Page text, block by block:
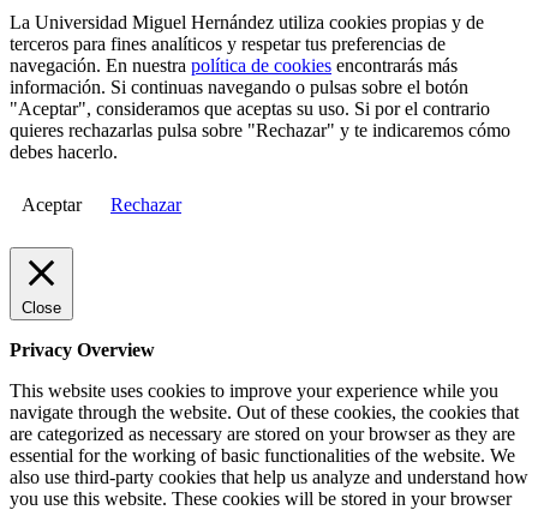
La Universidad Miguel Hernández utiliza cookies propias y de
terceros para fines analíticos y respetar tus preferencias de
navegación. En nuestra política de cookies encontrarás más
información. Si continuas navegando o pulsas sobre el botón
"Aceptar", consideramos que aceptas su uso. Si por el contrario
quieres rechazarlas pulsa sobre "Rechazar" y te indicaremos cómo
debes hacerlo.
Aceptar Rechazar
Close
Privacy Overview
This website uses cookies to improve your experience while you
navigate through the website. Out of these cookies, the cookies that
are categorized as necessary are stored on your browser as they are
essential for the working of basic functionalities of the website. We
also use third-party cookies that help us analyze and understand how
you use this website. These cookies will be stored in your browser